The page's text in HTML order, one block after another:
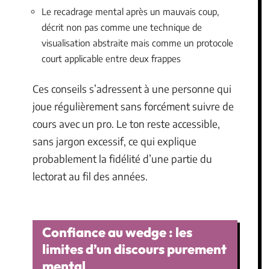
Le recadrage mental après un mauvais coup,
décrit non pas comme une technique de
visualisation abstraite mais comme un protocole
court applicable entre deux frappes
Ces conseils s’adressent à une personne qui
joue régulièrement sans forcément suivre de
cours avec un pro. Le ton reste accessible,
sans jargon excessif, ce qui explique
probablement la fidélité d’une partie du
lectorat au fil des années.
Confiance au wedge : les
limites d’un discours purement